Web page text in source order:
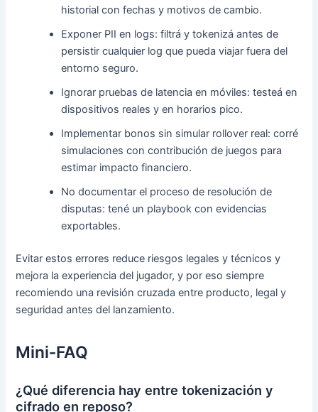
historial con fechas y motivos de cambio.
Exponer PII en logs: filtrá y tokenizá antes de
persistir cualquier log que pueda viajar fuera del
entorno seguro.
Ignorar pruebas de latencia en móviles: testeá en
dispositivos reales y en horarios pico.
Implementar bonos sin simular rollover real: corré
simulaciones con contribución de juegos para
estimar impacto financiero.
No documentar el proceso de resolución de
disputas: tené un playbook con evidencias
exportables.
Evitar estos errores reduce riesgos legales y técnicos y
mejora la experiencia del jugador, y por eso siempre
recomiendo una revisión cruzada entre producto, legal y
seguridad antes del lanzamiento.
Mini‑FAQ
¿Qué diferencia hay entre tokenización y
cifrado en reposo?